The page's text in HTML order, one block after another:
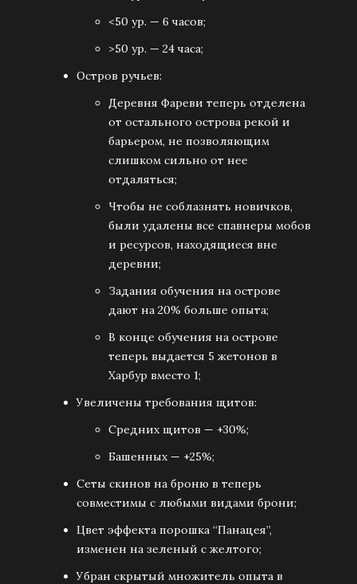
<50 ур. — 6 часов;
>50 ур. — 24 часа;
Остров ручьев:
Деревня Фареви теперь отделена
от остального острова рекой и
барьером, не позволяющим
слишком сильно от нее
отдаляться;
Чтобы не соблазнять новичков,
были удалены все спавнеры мобов
и ресурсов, находящиеся вне
деревни;
Задания обучения на острове
дают на 20% больше опыта;
В конце обучения на острове
теперь выдается 5 жетонов в
Харбур вместо 1;
Увеличены требования щитов:
Средних щитов — +30%;
Башенных — +25%;
Сеты скинов на броню в теперь
совместимы с любыми видами брони;
Цвет эффекта порошка “Панацея”,
изменен на зеленый с желтого;
Убран скрытый множитель опыта в